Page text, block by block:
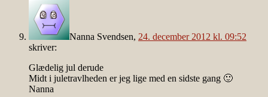
Nanna Svendsen, 24. december 2012 kl. 09:52
skriver:
Glædelig jul derude
Midt i juletravlheden er jeg lige med en sidste gang 🙂
Nanna